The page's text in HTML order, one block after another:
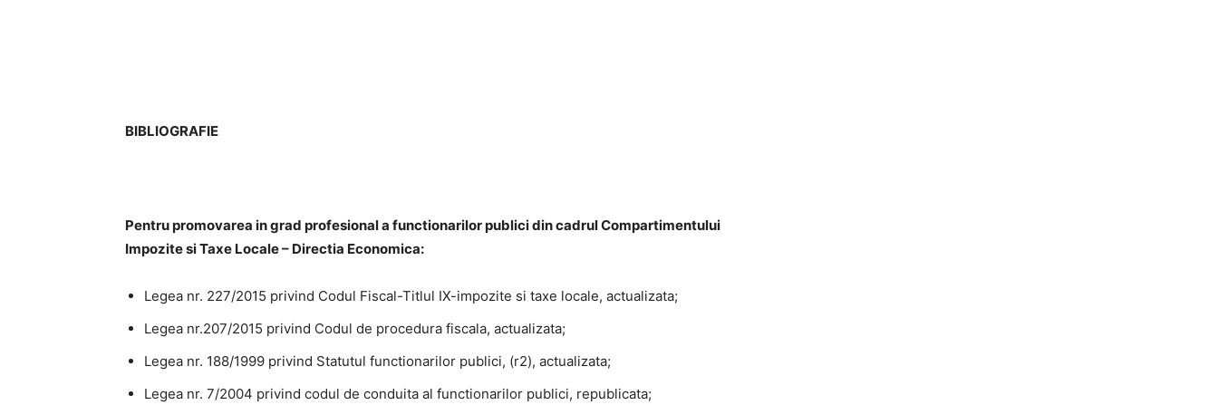
BIBLIOGRAFIE
Pentru promovarea in grad profesional a functionarilor publici din cadrul Compartimentului
Impozite si Taxe Locale – Directia Economica:
Legea nr. 227/2015 privind Codul Fiscal-Titlul IX-impozite si taxe locale, actualizata;
Legea nr.207/2015 privind Codul de procedura fiscala, actualizata;
Legea nr. 188/1999 privind Statutul functionarilor publici, (r2), actualizata;
Legea nr. 7/2004 privind codul de conduita al functionarilor publici, republicata;